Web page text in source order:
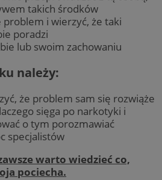
takich środków
problem i wierzyć, że taki
poradzi
lub swoim zachowaniu
należy:
że problem sam się rozwiąże
sięga po narkotyki i
o tym porozmawiać
specjalistów
warto wiedzieć co,
pociecha.